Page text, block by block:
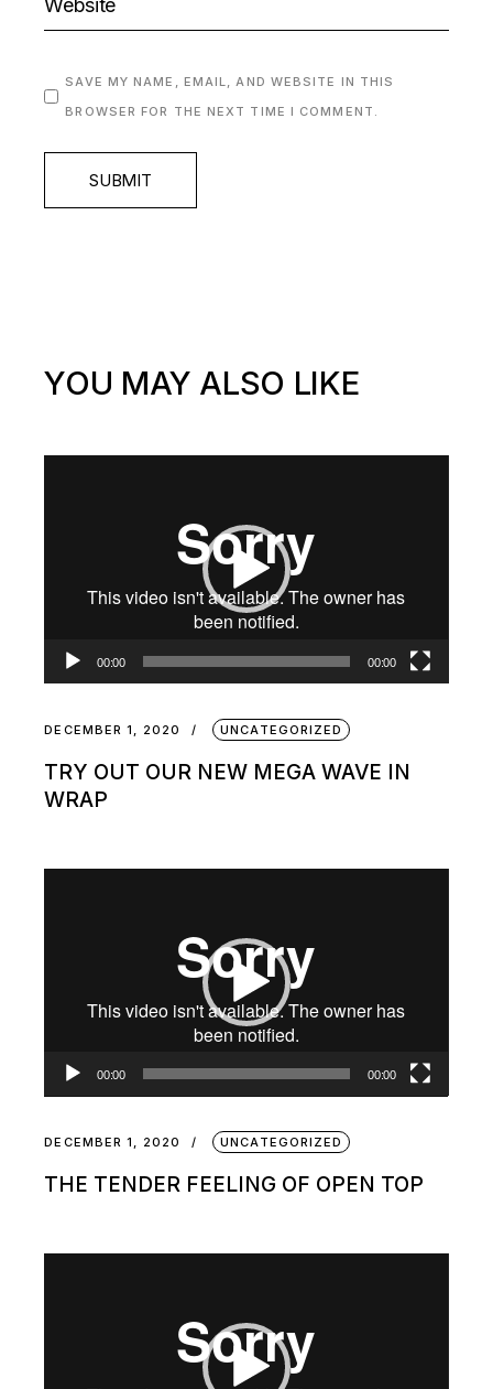
SAVE MY NAME, EMAIL, AND WEBSITE IN THIS
BROWSER FOR THE NEXT TIME I COMMENT.
SUBMIT
YOU MAY ALSO LIKE
00:00 00:00
DECEMBER 1, 2020 UNCATEGORIZED
TRY OUT OUR NEW MEGA WAVE IN
WRAP
00:00 00:00
DECEMBER 1, 2020 UNCATEGORIZED
THE TENDER FEELING OF OPEN TOP